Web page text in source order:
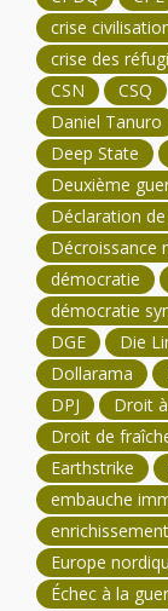
crise
crise des
CSN
CSQ
Daniel Tanuro
Deep State
Deuxième
Déclaration
Décroissance
démocratie
démocratie
DGE
Die
Dollarama
DPJ
Droit
Droit de
Earthstrike
embauche
Europe
Échec à la